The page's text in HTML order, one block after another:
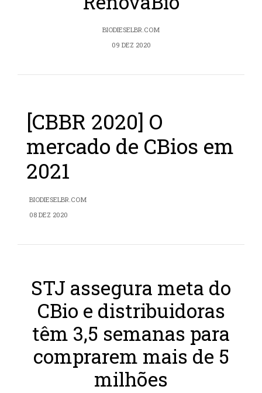
BIODIESELBR.COM
09 DEZ 2020
[CBBR 2020] O
mercado de CBios em
2021
BIODIESELBR.COM
08 DEZ 2020
STJ assegura meta do
CBio e distribuidoras
têm 3,5 semanas para
comprarem mais de 5
milhões